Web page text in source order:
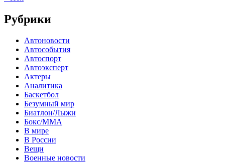
Рубрики
Автоновости
Автособытия
Автоспорт
Автоэксперт
Актеры
Аналитика
Баскетбол
Безумный мир
Биатлон/Лыжи
Бокс/MMA
В мире
В России
Вещи
Военные новости